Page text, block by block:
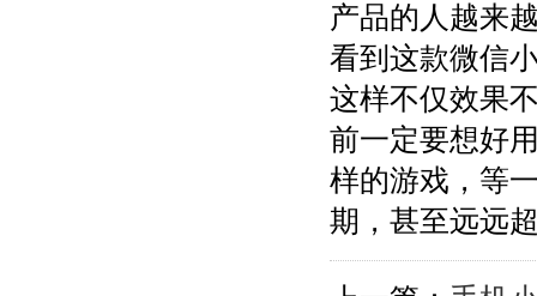
产品的人越来
看到这款微信
这样不仅效果
前一定要想好
样的游戏，等
期，甚至远远